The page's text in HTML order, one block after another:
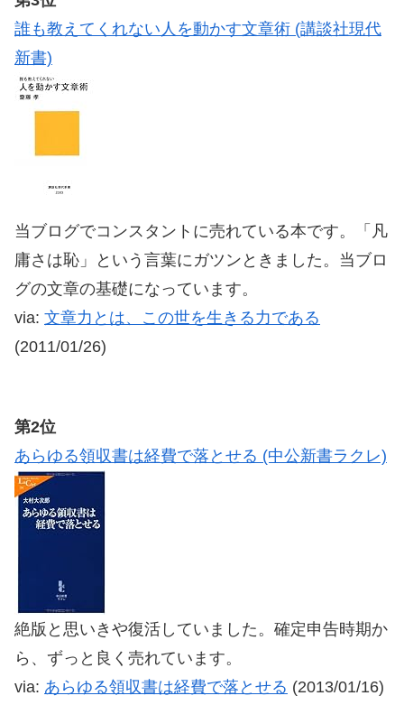
誰も教えてくれない人を動かす文章術 (講談社現代
新書)
当ブログでコンスタントに売れている本です。「凡
庸さは恥」という言葉にガツンときました。当ブロ
グの文章の基礎になっています。
via: 文章力とは、この世を生きる力である
(2011/01/26)
第2位
あらゆる領収書は経費で落とせる (中公新書ラクレ)
絶版と思いきや復活していました。確定申告時期か
ら、ずっと良く売れています。
via: あらゆる領収書は経費で落とせる (2013/01/16)